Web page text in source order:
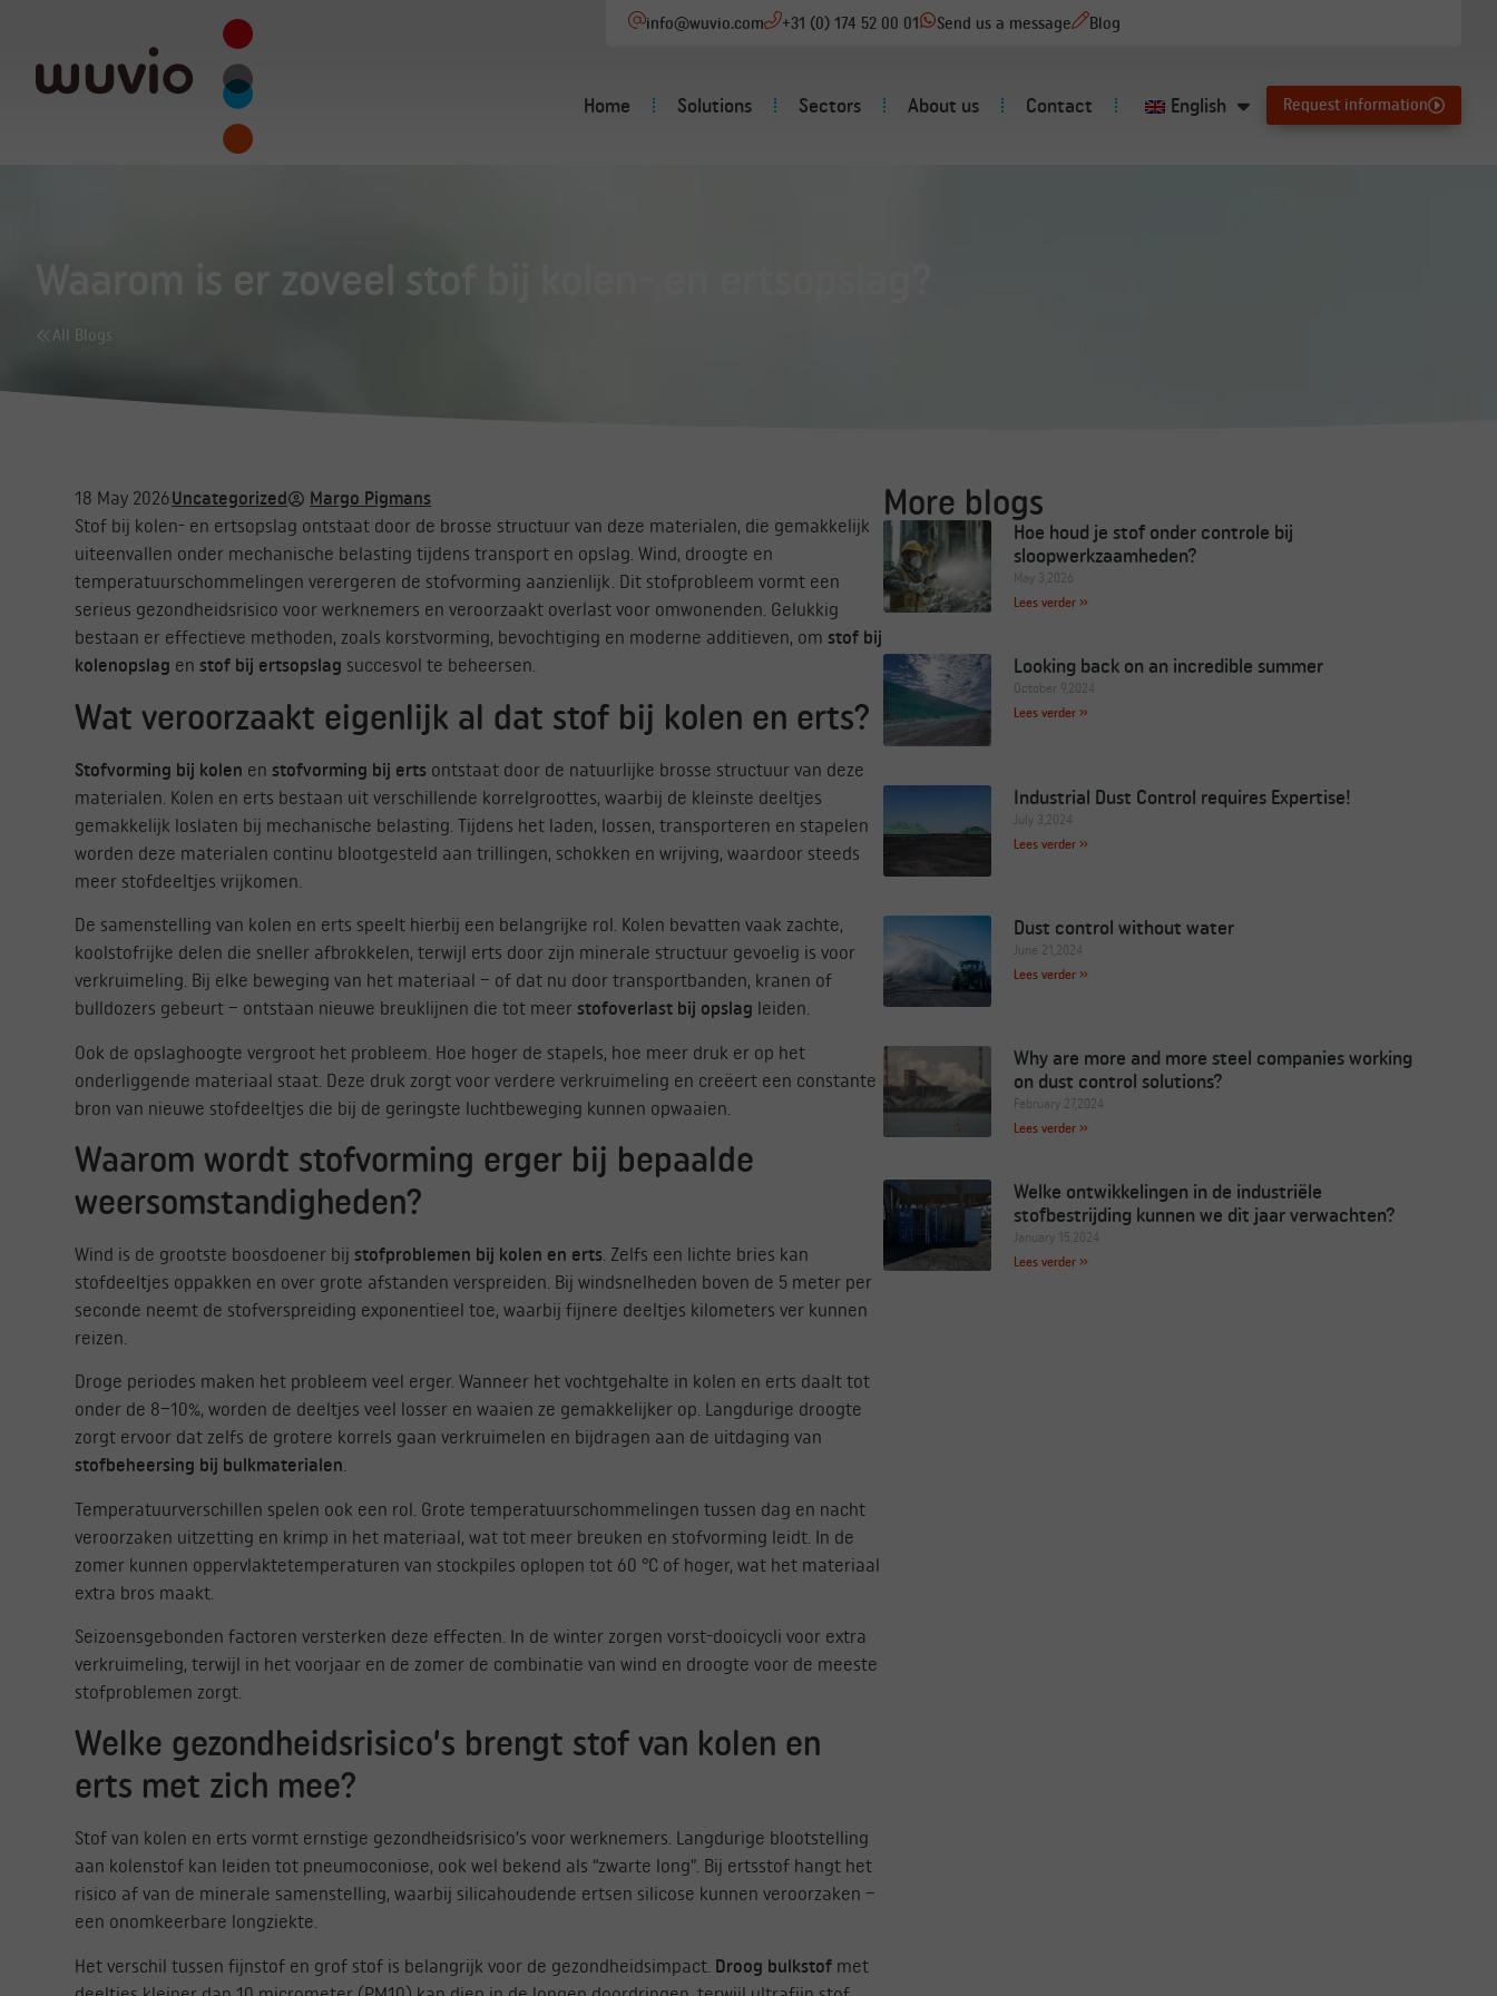
info@wuvio.com +31 (0) 174 52 00 01 Send us a message Blog
Home Solutions Sectors About us Contact English Request information
Waarom is er zoveel stof bij kolen- en ertsopslag?
All Blogs
18 May 2026Uncategorized
Margo Pigmans
Stof bij kolen- en ertsopslag ontstaat door de brosse structuur van deze materialen, die gemakkelijk
uiteenvallen onder mechanische belasting tijdens transport en opslag. Wind, droogte en
temperatuurschommelingen verergeren de stofvorming aanzienlijk. Dit stofprobleem vormt een
serieus gezondheidsrisico voor werknemers en veroorzaakt overlast voor omwonenden. Gelukkig
bestaan er effectieve methoden, zoals korstvorming, bevochtiging en moderne additieven, omstof bij
kolenopslag enstof bij ertsopslag succesvol te beheersen.
Wat veroorzaakt eigenlijk al dat stof bij kolen en erts?
Stofvorming bij kolen enstofvorming bij erts ontstaat door de natuurlijke brosse structuur van deze
materialen. Kolen en erts bestaan uit verschillende korrelgroottes, waarbij de kleinste deeltjes
gemakkelijk loslaten bij mechanische belasting. Tijdens het laden, lossen, transporteren en stapelen
worden deze materialen continu blootgesteld aan trillingen, schokken en wrijving, waardoor steeds
meer stofdeeltjes vrijkomen.
De samenstelling van kolen en erts speelt hierbij een belangrijke rol. Kolen bevatten vaak zachte,
koolstofrijke delen die sneller afbrokkelen, terwijl erts door zijn minerale structuur gevoelig is voor
verkruimeling. Bij elke beweging van het materiaal – of dat nu door transportbanden, kranen of
bulldozers gebeurt – ontstaan nieuwe breuklijnen die tot meerstofoverlast bij opslag leiden.
Ook de opslaghoogte vergroot het probleem. Hoe hoger de stapels, hoe meer druk er op het
onderliggende materiaal staat. Deze druk zorgt voor verdere verkruimeling en creëert een constante
bron van nieuwe stofdeeltjes die bij de geringste luchtbeweging kunnen opwaaien.
Waarom wordt stofvorming erger bij bepaalde
weersomstandigheden?
Wind is de grootste boosdoener bijstofproblemen bij kolen en erts . Zelfs een lichte bries kan
stofdeeltjes oppakken en over grote afstanden verspreiden. Bij windsnelheden boven de 5 meter per
seconde neemt de stofverspreiding exponentieel toe, waarbij fijnere deeltjes kilometers ver kunnen
reizen.
Droge periodes maken het probleem veel erger. Wanneer het vochtgehalte in kolen en erts daalt tot
onder de 8–10%, worden de deeltjes veel losser en waaien ze gemakkelijker op. Langdurige droogte
zorgt ervoor dat zelfs de grotere korrels gaan verkruimelen en bijdragen aan de uitdaging van
stofbeheersing bij bulkmaterialen.
Temperatuurverschillen spelen ook een rol. Grote temperatuurschommelingen tussen dag en nacht
veroorzaken uitzetting en krimp in het materiaal, wat tot meer breuken en stofvorming leidt. In de
zomer kunnen oppervlaktetemperaturen van stockpiles oplopen tot 60 °C of hoger, wat het materiaal
extra bros maakt.
Seizoensgebonden factoren versterken deze effecten. In de winter zorgen vorst-dooicycli voor extra
verkruimeling, terwijl in het voorjaar en de zomer de combinatie van wind en droogte voor de meeste
stofproblemen zorgt.
Welke gezondheidsrisico’s brengt stof van kolen en
erts met zich mee?
Stof van kolen en erts vormt ernstige gezondheidsrisico’s voor werknemers. Langdurige blootstelling
aan kolenstof kan leiden tot pneumoconiose, ook wel bekend als “zwarte long”. Bij ertsstof hangt het
risico af van de minerale samenstelling, waarbij silicahoudende ertsen silicose kunnen veroorzaken –
een onomkeerbare longziekte.
Het verschil tussen fijnstof en grof stof is belangrijk voor de gezondheidsimpact. Droog bulkstof met
More blogs
Hoe houd je stof onder controle bij
sloopwerkzaamheden?
May 3,2026
Lees verder »
Looking back on an incredible summer
October 9,2024
Lees verder »
Industrial Dust Control requires Expertise!
July 3,2024
Lees verder »
Dust control without water
June 21,2024
Lees verder »
Why are more and more steel companies working
on dust control solutions?
February 27,2024
Lees verder »
Welke ontwikkelingen in de industriële
stofbestrijding kunnen we dit jaar verwachten?
January 15,2024
Lees verder »